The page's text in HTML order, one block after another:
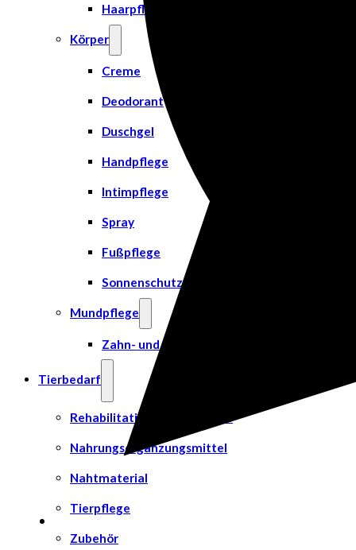
Haarpflege
Körper
Creme
Deodorant
Duschgel
Handpflege
Intimpflege
Spray
Fußpflege
Sonnenschutz
Mundpflege
Zahn- und Mundpflege
Tierbedarf
Rehabilitation & Orthopädie
Nahrungsergänzungsmittel
Nahtmaterial
Tierpflege
Zubehör